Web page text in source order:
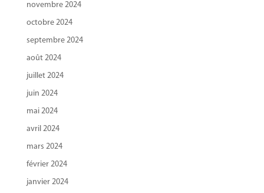
novembre 2024
octobre 2024
septembre 2024
août 2024
juillet 2024
juin 2024
mai 2024
avril 2024
mars 2024
février 2024
janvier 2024